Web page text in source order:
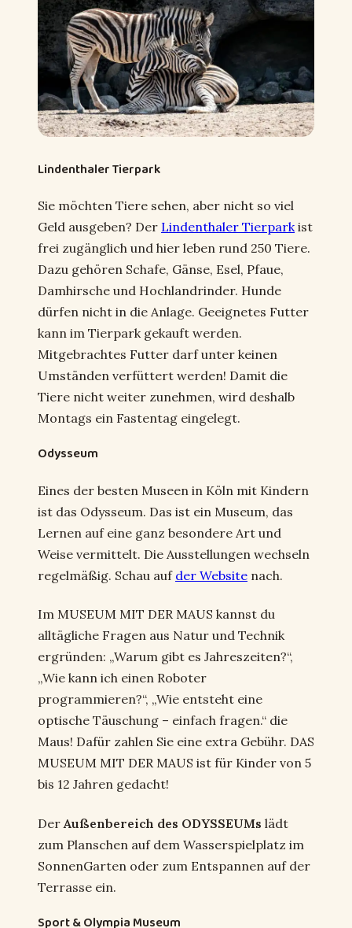
Lindenthaler Tierpark
Sie möchten Tiere sehen, aber nicht so viel
Geld ausgeben? Der Lindenthaler Tierpark ist
frei zugänglich und hier leben rund 250 Tiere.
Dazu gehören Schafe, Gänse, Esel, Pfaue,
Damhirsche und Hochlandrinder. Hunde
dürfen nicht in die Anlage. Geeignetes Futter
kann im Tierpark gekauft werden.
Mitgebrachtes Futter darf unter keinen
Umständen verfüttert werden! Damit die
Tiere nicht weiter zunehmen, wird deshalb
Montags ein Fastentag eingelegt.
Odysseum
Eines der besten Museen in Köln mit Kindern
ist das Odysseum. Das ist ein Museum, das
Lernen auf eine ganz besondere Art und
Weise vermittelt. Die Ausstellungen wechseln
regelmäßig. Schau auf der Website nach.
Im MUSEUM MIT DER MAUS kannst du
alltägliche Fragen aus Natur und Technik
ergründen: „Warum gibt es Jahreszeiten?“,
„Wie kann ich einen Roboter
programmieren?“, „Wie entsteht eine
optische Täuschung – einfach fragen.“ die
Maus! Dafür zahlen Sie eine extra Gebühr. DAS
MUSEUM MIT DER MAUS ist für Kinder von 5
bis 12 Jahren gedacht!
Der Außenbereich des ODYSSEUMs lädt
zum Planschen auf dem Wasserspielplatz im
SonnenGarten oder zum Entspannen auf der
Terrasse ein.
Sport & Olympia Museum